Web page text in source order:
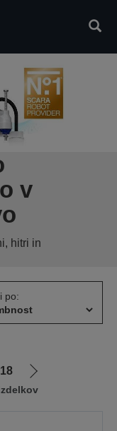
v
hitri in
po:
18
Pojdi
na